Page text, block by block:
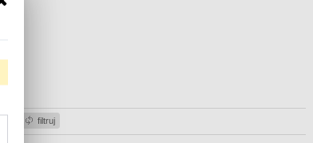
filtruj